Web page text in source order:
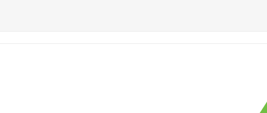
QB04 trong nội thất nhà hàng.